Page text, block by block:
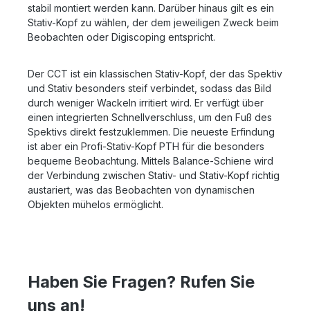
stabil montiert werden kann. Darüber hinaus gilt es ein
Stativ-Kopf zu wählen, der dem jeweiligen Zweck beim
Beobachten oder Digiscoping entspricht.
Der CCT ist ein klassischen Stativ-Kopf, der das Spektiv
und Stativ besonders steif verbindet, sodass das Bild
durch weniger Wackeln irritiert wird. Er verfügt über
einen integrierten Schnellverschluss, um den Fuß des
Spektivs direkt festzuklemmen. Die neueste Erfindung
ist aber ein Profi-Stativ-Kopf PTH für die besonders
bequeme Beobachtung. Mittels Balance-Schiene wird
der Verbindung zwischen Stativ- und Stativ-Kopf richtig
austariert, was das Beobachten von dynamischen
Objekten mühelos ermöglicht.
Haben Sie Fragen? Rufen Sie
uns an!